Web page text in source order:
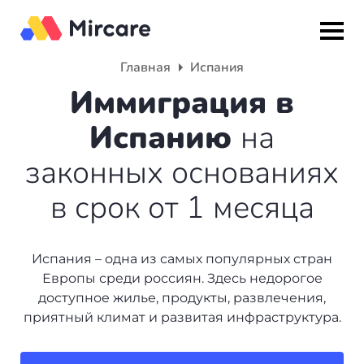
Главная Испания
Иммиграция в
Испанию на
законных основаниях
в срок от 1 месяца
Испания – одна из самых популярных стран
Европы среди россиян. Здесь недорогое
доступное жилье, продукты, развлечения,
приятный климат и развитая инфраструктура.
Назад
Гражданство
Европа
Мальта
Испания
Турция
Назад
Европа
Италия
Великобритания
Португалия
Назад
О компании
Подбор программы
Партнерская программа
Вакансии
О нас